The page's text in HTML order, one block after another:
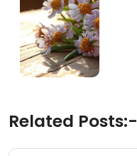
Related Posts:-